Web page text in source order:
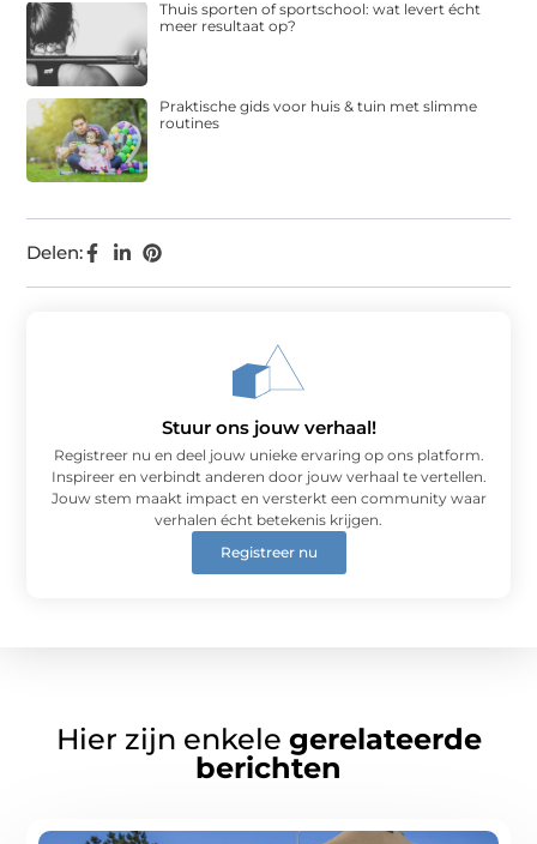
Delen:
Thuis sporten of sportschool: wat levert écht
meer resultaat op?
Praktische gids voor huis & tuin met slimme
routines
Stuur ons jouw verhaal!
Registreer nu en deel jouw unieke ervaring op ons platform.
Inspireer en verbindt anderen door jouw verhaal te vertellen.
Jouw stem maakt impact en versterkt een community waar
verhalen écht betekenis krijgen.
Registreer nu
Hier zijn enkele gerelateerde
berichten